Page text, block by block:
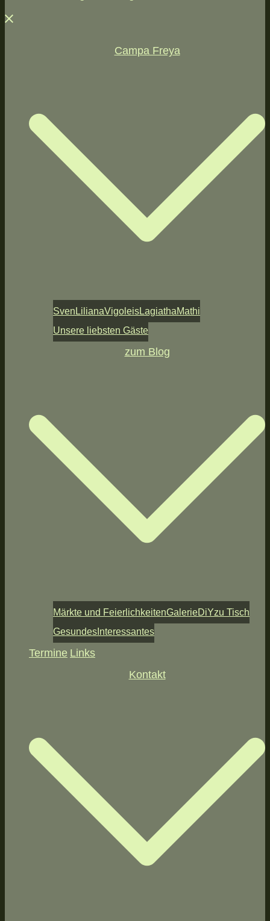
Menü
Campa Freya
Sven LilianaVigoleisLagiathaMathi
Unsere liebsten Gäste
zum Blog
Märkte und FeierlichkeitenGalerieDiYzu Tisch
Gesundes Interessantes
Termine Links
Kontakt